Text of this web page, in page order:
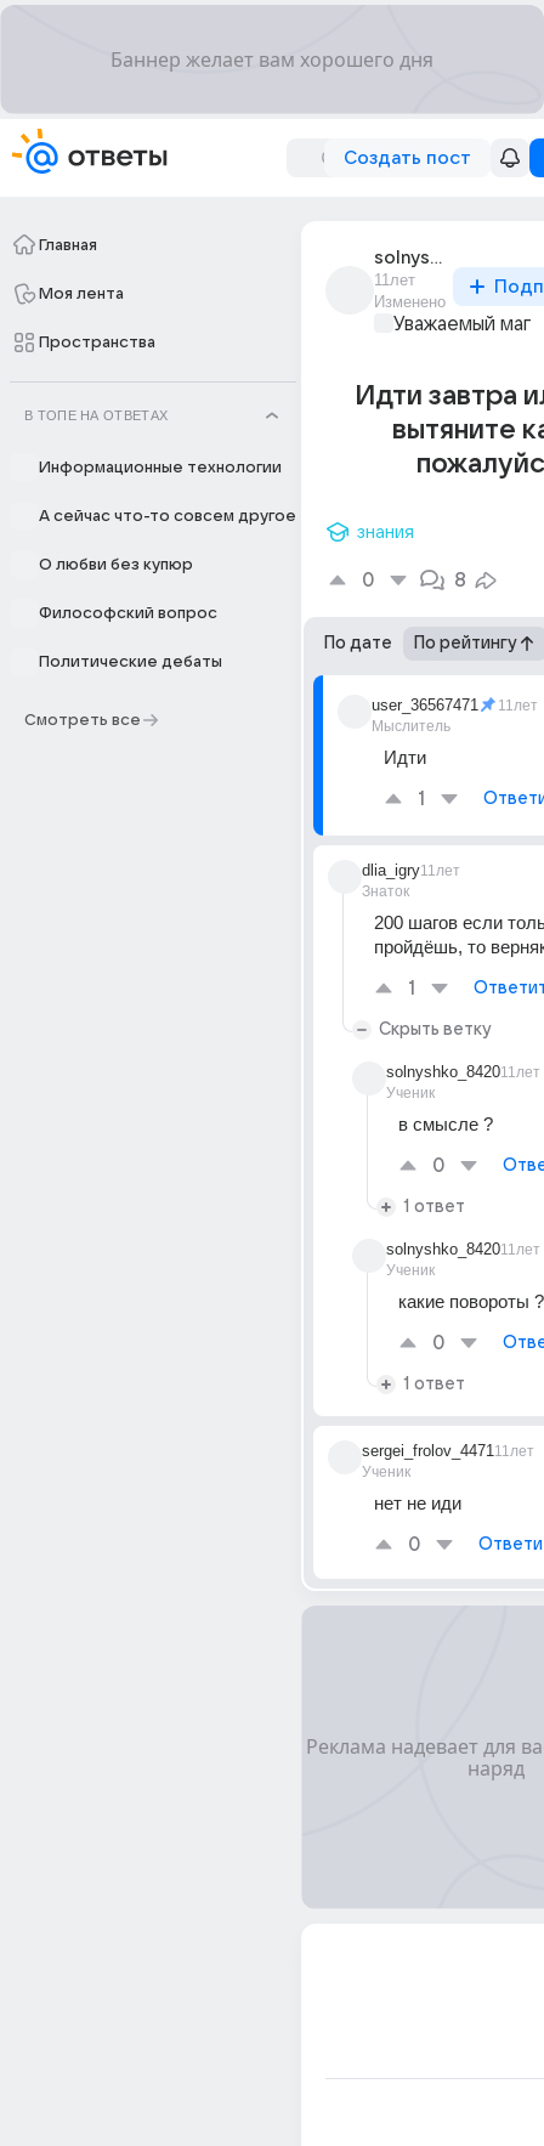
Создать пост
Главная
Моя лента
Пространства
В ТОПЕ НА ОТВЕТАХ
Информационные технологии
А сейчас что-то совсем другое
О любви без купюр
Философский вопрос
Политические дебаты
Смотреть все
solnyshko_8420
11лет
Изменено
Уважаемый маг
Идти завтра
вытяните
знания
0 8
По дате По рейтингу
user_36567471
Мыслитель
11лет
Идти
1
dlia_igry
Знаток
11лет
200 шагов если
пройдёшь, то
1
Скрыть ветку
solnyshko_8420
Ученик
11лет
в смысле ?
0
1 ответ
solnyshko_8420
Ученик
11лет
какие повороты ?
0
1 ответ
sergei_frolov_4471
Ученик
11лет
нет не иди
0